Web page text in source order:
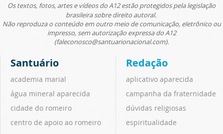
Os textos, fotos, artes e vídeos do A12 estão protegidos pela legislação
brasileira sobre direito autoral.
Não reproduza o conteúdo em outro meio de comunicação, eletrônico ou
impresso, sem autorização expressa do A12
(faleconosco@santuarionacional.com).
Santuário
academia marial
água mineral aparecida
cidade do romeiro
centro de apoio ao romeiro
Redação
aplicativo aparecida
campanha da fraternidade
dúvidas religiosas
espiritualidade